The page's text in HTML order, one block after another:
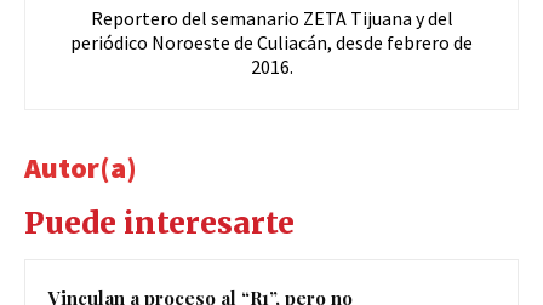
Reportero del semanario ZETA Tijuana y del
periódico Noroeste de Culiacán, desde febrero de
2016.
Autor(a)
Puede interesarte
Vinculan a proceso al “R1”, pero no